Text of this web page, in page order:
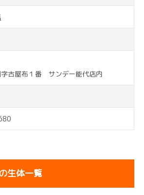
古屋布１番 サンデー能代店内
生体一覧